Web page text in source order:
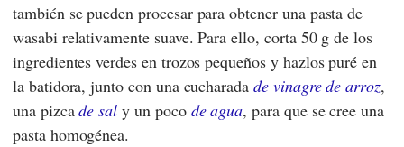
también se pueden procesar para obtener una pasta de
wasabi relativamente suave. Para ello, corta 50 g de los
ingredientes verdes en trozos pequeños y hazlos puré en
la batidora, junto con una cucharadade vinagre de arroz,
una pizcade sal y un poco de agua, para que se cree una
pasta homogénea.